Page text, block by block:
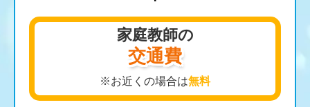
家庭教師の
交通費
※お近くの場合は無料